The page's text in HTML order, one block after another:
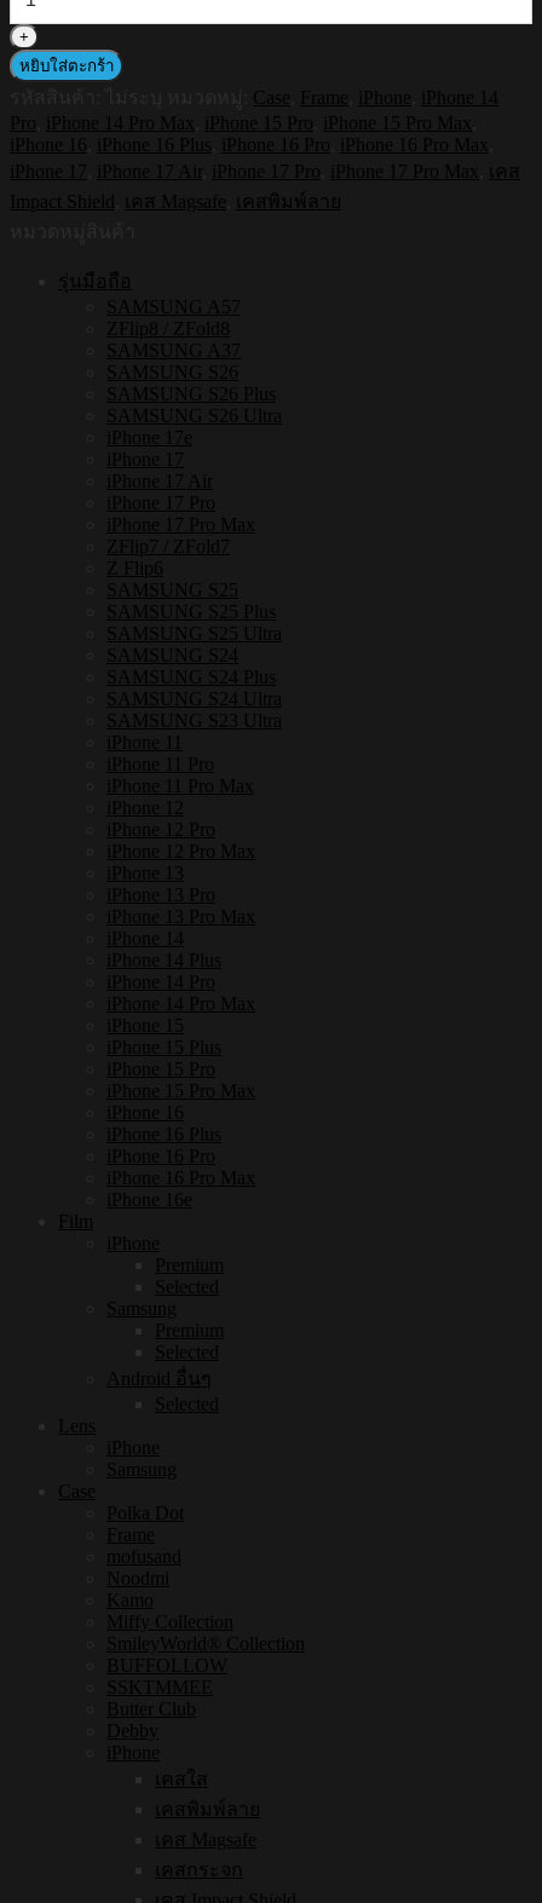
SHIELD
Magnetic
Shockproof
Case
Frame
S219
[iPhone17/iPhone16/iPhone15/iPhone14]
เหล็ก
หยิบใส่ตะกร้า
Case Frame iPhone
iPhone 14
Pro
iPhone 14 Pro Max iPhone 15 Pro iPhone 15 Pro Max
iPhone 16
iPhone 16 Plus iPhone 16 Pro iPhone 16 Pro Max
iPhone 17
iPhone 17 Air iPhone 17 Pro iPhone 17 Pro Max
เคส
Impact Shield
เคส Magsafe
เคสพิมพ์ลาย
รุ่นมือถือ
SAMSUNG A57
ZFlip8 / ZFold8
SAMSUNG A37
SAMSUNG S26
SAMSUNG S26 Plus
SAMSUNG S26 Ultra
iPhone 17e
iPhone 17
iPhone 17 Air
iPhone 17 Pro
iPhone 17 Pro Max
ZFlip7 / ZFold7
Z Flip6
SAMSUNG S25
SAMSUNG S25 Plus
SAMSUNG S25 Ultra
SAMSUNG S24
SAMSUNG S24 Plus
SAMSUNG S24 Ultra
SAMSUNG S23 Ultra
iPhone 11
iPhone 11 Pro
iPhone 11 Pro Max
iPhone 12
iPhone 12 Pro
iPhone 12 Pro Max
iPhone 13
iPhone 13 Pro
iPhone 13 Pro Max
iPhone 14
iPhone 14 Plus
iPhone 14 Pro
iPhone 14 Pro Max
iPhone 15
iPhone 15 Plus
iPhone 15 Pro
iPhone 15 Pro Max
iPhone 16
iPhone 16 Plus
iPhone 16 Pro
iPhone 16 Pro Max
iPhone 16e
Film
iPhone
Premium
Selected
Samsung
Premium
Selected
Android อื่นๆ
Selected
Lens
iPhone
Samsung
Case
Polka Dot
Frame
mofusand
Noodmi
Kamo
Miffy Collection
SmileyWorld® Collection
BUFFOLLOW
SSKTMMEE
Butter Club
Debby
iPhone
เคสใส
เคสพิมพ์ลาย
เคส Magsafe
เคสกระจก